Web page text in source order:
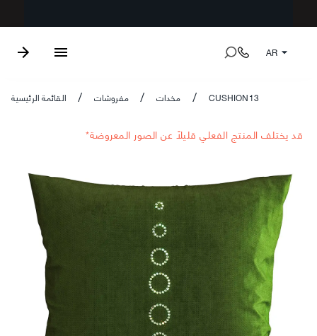
AR
القائمة الرئيسية / مفروشات / مخدات / CUSHION13
*قد يختلف المنتج الفعلي قليلاً عن الصور المعروضة